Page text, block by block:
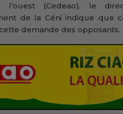
l’ouest (Cedeao), le
de la Céni indique que
demande des opposants.